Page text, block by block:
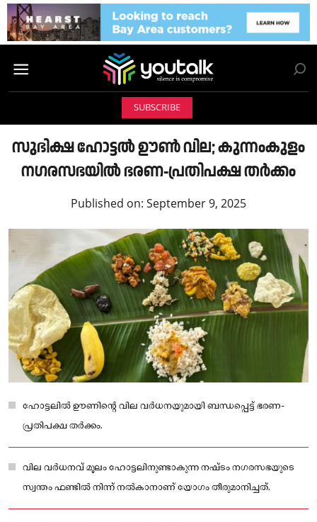
SUBSCRIBE
സുഭിക്ഷ ഹോട്ടൽ ഊൺ വില; കുന്നംകുളം
നഗരസഭയിൽ ഭരണ-പ്രതിപക്ഷ തർക്കം
Published on: September 9, 2025
ഹോട്ടലിൽ ഊണിന്റെ വില വർധനയുമായി ബന്ധപ്പെട്ട് ഭരണ-
പ്രതിപക്ഷ തർക്കം.
വില വർധനവ് മൂലം ഹോട്ടലിനുണ്ടാകുന്ന നഷ്ടം നഗരസഭയുടെ
സ്വന്തം ഫണ്ടിൽ നിന്ന് നൽകാനാണ് യോഗം തീരുമാനിച്ചത്.